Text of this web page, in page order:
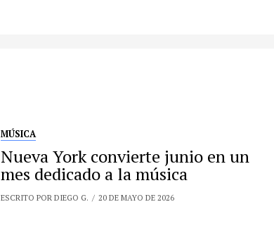
MÚSICA
Nueva York convierte junio en un
mes dedicado a la música
ESCRITO POR DIEGO G. 20 DE MAYO DE 2026